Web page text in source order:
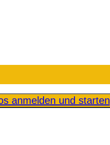
anmelden und starten